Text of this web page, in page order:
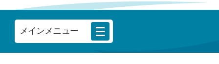
メインメニュー